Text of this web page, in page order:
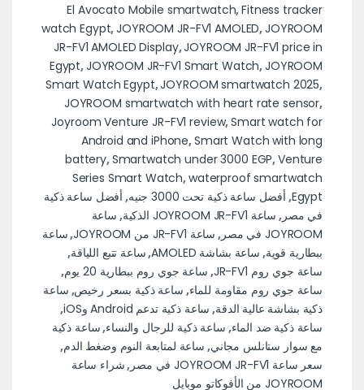
El Avocato Mobile smartwatch,Fitness tracker
watch Egypt,JOYROOM JR-FV1 AMOLED,JOYROOM
JR-FV1 AMOLED Display,JOYROOM JR-FV1 price in
Egypt,JOYROOM JR-FV1 Smart Watch,JOYROOM
Smart Watch Egypt,JOYROOM smartwatch 2025,
JOYROOM smartwatch with heart rate sensor,
Joyroom Venture JR-FV1 review,Smart watch for
Android and iPhone,Smart Watch with long
battery,Smartwatch under 3000 EGP,Venture
Series Smart Watch,waterproof smartwatch
Egypt
, أفضل ساعة ذكية تحت 3000 جنيه , أفضل ساعة ذكية
في مصر, ساعة JOYROOM JR-FV1 الذكية , ساعة
JOYROOM في مصر
, ساعة JR-FV1 من JOYROOM , ساعة
ببطارية قوية, ساعة بشاشة AMOLED , ساعة تتبع اللياقة,
ساعة جوي روم JR-FV1
, ساعة جوي روم ببطارية 20 يوم
,
ساعة جوي روم مقاومة للماء, ساعة ذكية بسعر رخيص, ساعة
ذكية بشاشة عالية الدقة, ساعة ذكية تدعم Android وiOS
,
ساعة ذكية ضد الماء, ساعة ذكية للرجال والنساء, ساعة ذكية
مع سوار ستانلس مجاني, ساعة لمتابعة النوم وضغط الدم,
سعر ساعة JOYROOM JR-FV1 في مصر
, شراء ساعة
JOYROOM من الأفوكاتو موبايل